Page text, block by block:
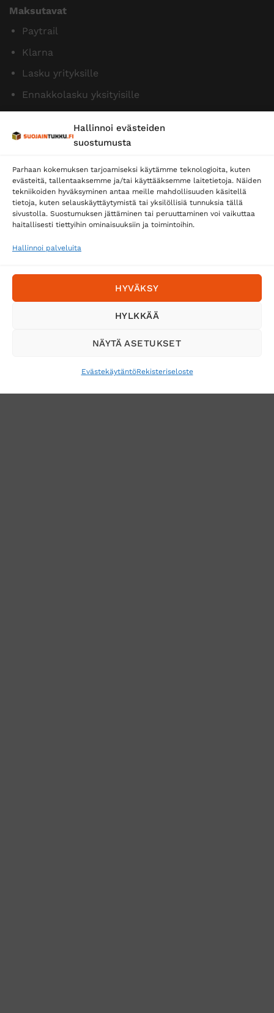
Hallinnoi evästeiden
suostumusta
Parhaan kokemuksen tarjoamiseksi käytämme teknologioita, kuten
evästeitä, tallentaaksemme ja/tai käyttääksemme laitetietoja. Näiden
tekniikoiden hyväksyminen antaa meille mahdollisuuden käsitellä
tietoja, kuten selauskäyttäytymistä tai yksilöllisiä tunnuksia tällä
sivustolla. Suostumuksen jättäminen tai peruuttaminen voi vaikuttaa
haitallisesti tiettyihin ominaisuuksiin ja toimintoihin.
Hallinnoi palveluita
HYVÄKSY
HYLKKÄÄ
NÄYTÄ ASETUKSET
EvästekäytäntöRekisteriseloste
Maksutavat
Paytrail
Klarna
Lasku yrityksille
Ennakkolasku yksityisille
Toimitustavat
Posti
Matkahuolto
Tilaa uutiskirje ja saat erikoisalennuksia